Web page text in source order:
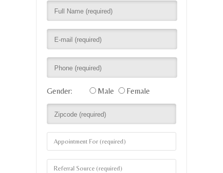
Gender: Male Female
Appointment For (required)
Referral Source (required)